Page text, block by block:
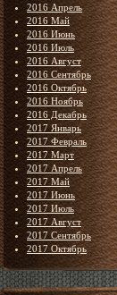
2016 Апрель
2016 Май
2016 Июнь
2016 Июль
2016 Август
2016 Сентябрь
2016 Октябрь
2016 Ноябрь
2016 Декабрь
2017 Январь
2017 Февраль
2017 Март
2017 Апрель
2017 Май
2017 Июнь
2017 Июль
2017 Август
2017 Сентябрь
2017 Октябрь